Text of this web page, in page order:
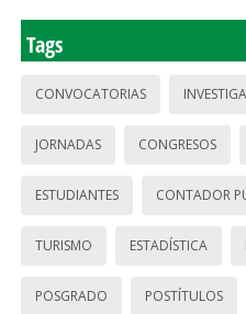
Tags
CONVOCATORIAS
JORNADAS CONGRESOS
ESTUDIANTES CONTADOR
TURISMO ESTADÍSTICA
POSGRADO POSTÍTULOS